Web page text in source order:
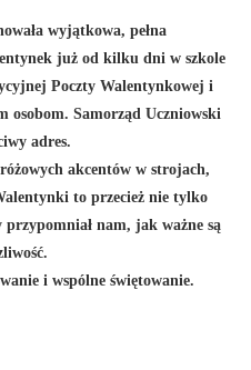
wyjątkowa, pełna
już od kilku dni w szkole
Poczty Walentynkowej i
osobom. Samorząd Uczniowski
adres.
akcentów w strojach,
to przecież nie tylko
nam, jak ważne są
i wspólne świętowanie.